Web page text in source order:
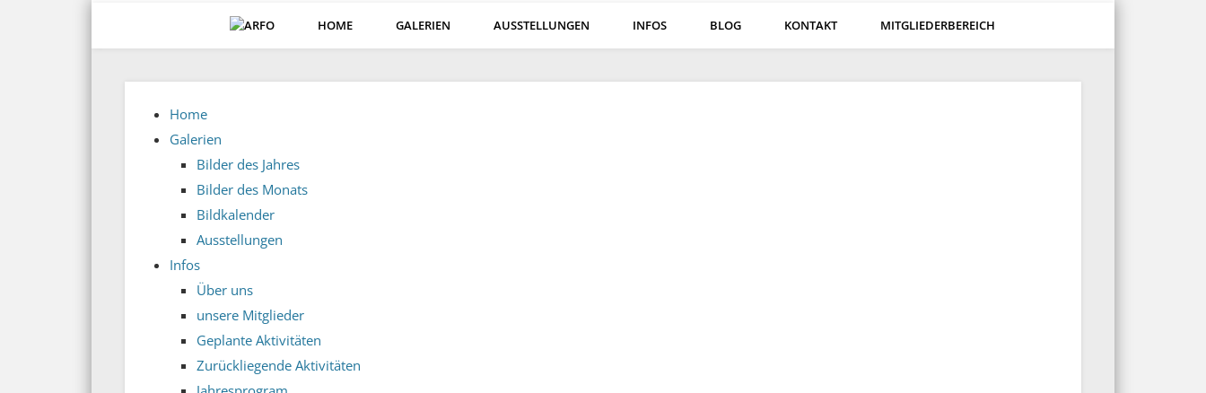
HOME GALERIEN AUSSTELLUNGEN INFOS BLOG KONTAKT MITGLIEDERBEREICH
Home
Galerien
Bilder des Jahres
Bilder des Monats
Bildkalender
Ausstellungen
Infos
Über uns
unsere Mitglieder
Geplante Aktivitäten
Zurückliegende Aktivitäten